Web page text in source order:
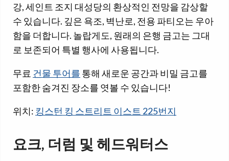
강, 세인트 조지 대성당의 환상적인 전망을 감상할
수 있습니다. 깊은 욕조, 벽난로, 전용 파티오는 우아
함을 더합니다. 놀랍게도, 원래의 은행 금고는 그대
로 보존되어 특별 행사에 사용됩니다.
무료 건물 투어를 통해 새로운 공간과 비밀 금고를
포함한 숨겨진 장소를 엿볼 수 있습니다!
위치: 킹스턴 킹 스트리트 이스트 225번지
요크, 더럼 및 헤드워터스